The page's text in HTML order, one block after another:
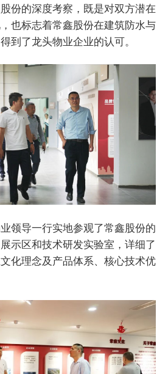
份的深度考察，既是对双方潜在
也标志着常鑫股份在建筑防水与
到了龙头物业企业的认可。
领导一行实地参观了常鑫股份的
示区和技术研发实验室，详细了
化理念及产品体系、核心技术优